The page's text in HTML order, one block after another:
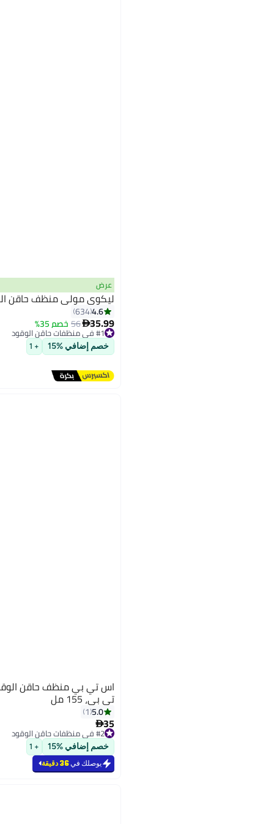
عرض
ليكوي مولي منظف حاقن
4.6
634
35.99
56 خصم 35% #1 في منظفات حاقن الوقود
توصيل مجاني
#1 في منظفات حاقن الوقود
خصم إضافي %15 + 1
اس تي بي منظف ​​حاقن
تي بي، 155 مل
5.0
1
35
#2 في منظفات حاقن الوقود
#2 في منظفات حاقن الوقود
خصم إضافي %15 + 1
يوصلك في36 دقيقة